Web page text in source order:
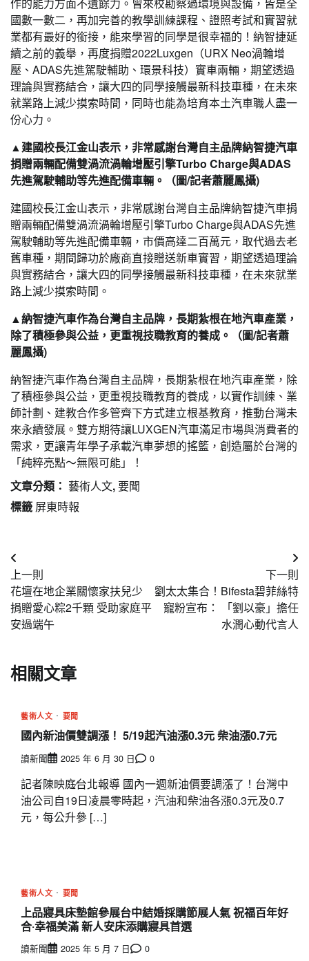
國數一數二，再加完善的教學訓練課程、證照考試和實習就
業都有最好的銜接，能來學習的同學是很幸福的！納智捷延
續之前的義舉，再度捐贈2022Luxgen（URX Neo渦輪增
壓、ADAS先進駕駛輔助、環景科技）實車兩輛，期望透過
理論與實務結合，讓大四的同學接觸最新科技車種，在未來
就業路上減少摸索時間，同時也能為培育本土汽車職人盡一
份心力。
▲建國校長江金山表示，非常感謝台灣自主品牌納智捷汽車
捐贈兩輛配備雙渦流渦輪增壓引擎Turbo Charge與ADAS
先進駕駛輔助等先進配備車輛。（圖/記者蕭麗鳳攝)
建國校長江金山表示，非常感謝台灣自主品牌納智捷汽車捐
贈兩輛配備雙渦流渦輪增壓引擎Turbo Charge與ADAS先進
駕駛輔助等先進配備車輛，市價高達二百萬元，取代過去老
舊車種，期間歸功於廠商直接贈送新車實習，期望透過理論
與實務結合，讓大四的同學接觸最新科技車種，在未來就業
路上減少摸索時間。
▲納智捷汽車作為台灣自主品牌，長期紮根在地汽車產業，
除了積極參與公益，更重視技職教育的養成。（圖/記者蕭
麗鳳攝)
納智捷汽車作為台灣自主品牌，長期紮根在地汽車產業，除
了積極參與公益，更重視技職教育的養成，以實作訓練、業
師計劃、建教合作多管齊下方式建立根基教育，推動台灣未
來永續發展。雙方期待讓LUXGEN汽車滿足市場與消費者的
需求，更讓青年學子承載汽車夢想的搖籃，創造屬於台灣的
「純粹亮點～無限可能」！
文章分類： 藝術人文,要聞
標籤 屏東時報
文
章
導
覽
上一則
花壇在地企業關懷家扶兒少
捐贈愛心粽2千顆 受助家庭平
安過端午
下一則
劉太太集合！Bifesta碧菲絲特
寵粉宣布： 「劉以豪」擔任
水潤心動代言人
相關文章
藝術人文 要聞
國內新油價雙調漲！ 5/19起汽油漲0.3元 柴油漲0.7元
讀新聞 2025 年 6 月 30 日 0
記者陳映庭∕台北報導 國內一週新油價要調漲了！台灣中
油公司自19日凌晨零時起，汽油和柴油各漲0.3元及0.7
元，每公升參 […]
藝術人文 要聞
上品寢具床墊館參展台中結婚採購節展人氣 祝福百年好
合‧幸福美滿 新人安床添購寢具首選
讀新聞 2025 年 5 月 7 日 0